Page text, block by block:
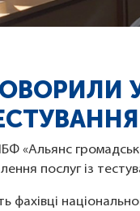
«Альянс
послуг із
фахівці